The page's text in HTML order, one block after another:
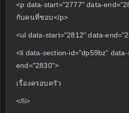
<p data-start="2777" data-
กับคนที่ชอบ</p>
<ul data-start="2812" data-
<li data-section-id="dp59bz"
end="2830">
เรื่องครอบครัว
</li>